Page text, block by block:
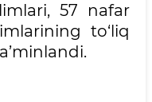
57 nafar
to‘liq